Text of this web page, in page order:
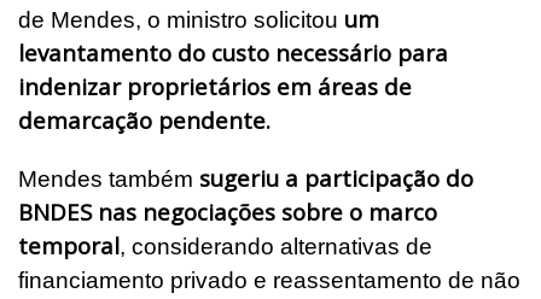
de Mendes, o ministro solicitou um
levantamento do custo necessário para
indenizar proprietários em áreas de
demarcação pendente.
Mendes também sugeriu a participação do
BNDES nas negociações sobre o marco
temporal, considerando alternativas de
financiamento privado e reassentamento de não